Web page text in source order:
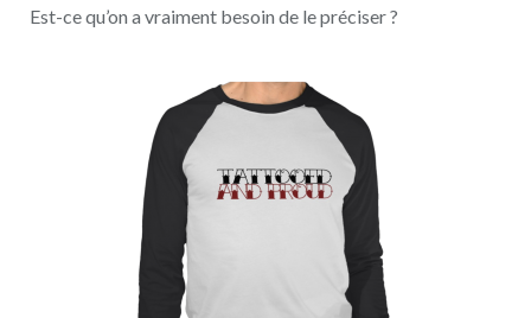
Est-ce qu’on a vraiment besoin de le préciser ?